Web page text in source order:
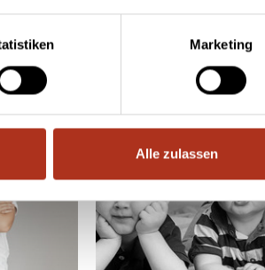
Marketing
Alle zulassen